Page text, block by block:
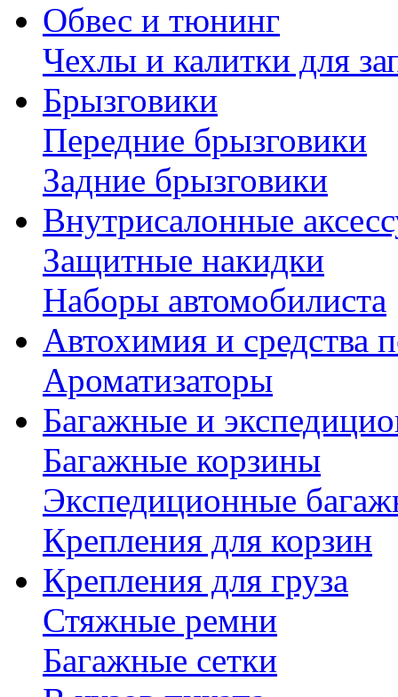
Обвес и тюнинг
Чехлы и калитки для
Брызговики
Передние брызговики
Задние брызговики
Внутрисалонные
Защитные накидки
Наборы автомобилиста
Автохимия и средства
Ароматизаторы
Багажные и
Багажные корзины
Экспедиционные
Крепления для корзин
Крепления для груза
Стяжные ремни
Багажные сетки